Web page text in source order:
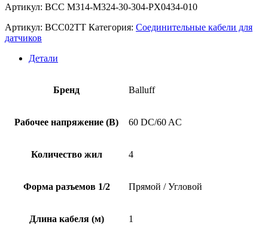
Артикул: BCC M314-M324-30-304-PX0434-010
Артикул: BCC02TT Категория: Соединительные кабели для
датчиков
Детали
Бренд Balluff
Рабочее напряжение (В) 60 DC/60 AC
Количество жил 4
Форма разъемов 1/2 Прямой / Угловой
Длина кабеля (м) 1